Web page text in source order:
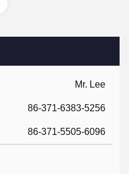
Mr. Lee
86-371-6383-5256
86-371-5505-6096